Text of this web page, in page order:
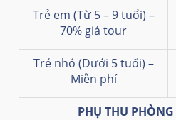
Trẻ em (Từ 5 – 9 tuổi) –
70% giá tour
Trẻ nhỏ (Dưới 5 tuổi) –
Miễn phí
PHỤ THU PHÒNG